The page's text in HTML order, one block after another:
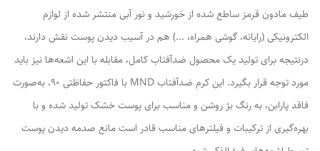
طیف مادون قرمز ساطع شده از خورشید و نور آبی منتشر شده از لوازم
الکترونیکی (رایانه، گوشی همراه، ...) هم در آسیب دیدن پوست نقش دارند،
درنتیجه برای تولید یک محصول ضدآفتاب کامل، مقابله با این اشعه‌ها نیز باید
مورد توجه قرار بگیرد. این کرم ضدآفتاب MND با فاکتور حفاظتی 90، به‌صورت
فاقد پارابن، به رنگ بژ روشن و مناسب برای پوست خشک تولید شده و با
بهره‌گیری از ترکیبات و فیلترهای مناسب قادر است مانع صدمه دیدن پوست